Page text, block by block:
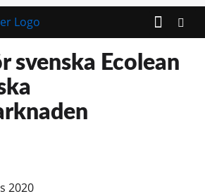
svenska Ecolean
2020